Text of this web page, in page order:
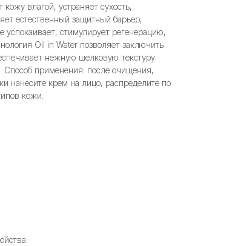
влагой, устраняет сухость,
естественный защитный барьер,
успокаивает, стимулирует регенерацию,
Oil in Water позволяет заключить
нежную шелковую текстуру
Способ применения: после очищения,
нанесите крем на лицо, распределите по
кожи.